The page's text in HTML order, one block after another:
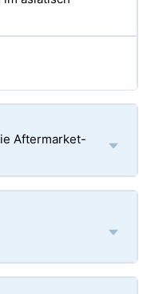
Aftermarket-